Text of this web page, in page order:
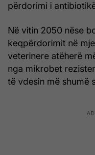
përdorimi i
Në vitin 2050 nëse
keqpërdorimit në
veterinere atëherë
nga mikrobet
të vdesin më shumë